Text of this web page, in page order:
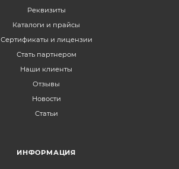
Реквизиты
Каталоги и прайсы
Сертификаты и лицензии
Стать партнером
Наши клиенты
Отзывы
Новости
Статьи
ИНФОРМАЦИЯ